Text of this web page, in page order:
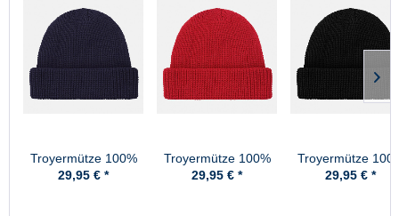
Troyermütze 100%
Schurwolle
29,95 € *
Troyermütze 100%
Schurwolle
29,95 € *
Troyermütze
Schurwolle
29,95 € *